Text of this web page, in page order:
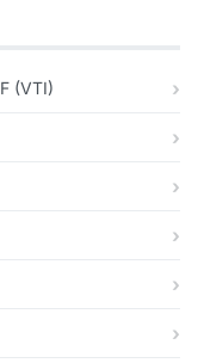
(VTI)